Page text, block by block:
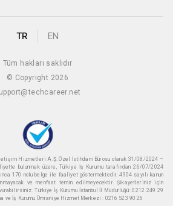
TR EN
Tüm hakları saklıdır
© Copyright 2026
İletişim Hizmetleri A.Ş. Özel İstihdam Bürosu olarak 31/08/2024 –
bulunmak üzere, Türkiye İş Kurumu tarafından 26/07/2024
170 nolu belge ile faaliyet göstermektedir. 4904 sayılı kanun
ve menfaat temin edilmeyecektir. Şikayetleriniz için
Türkiye İş Kurumu İstanbul İl Müdürlüğü: 0212 249 29
ve İş Kurumu Ümraniye Hizmet Merkezi : 0216 523 90 26